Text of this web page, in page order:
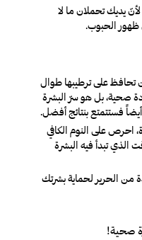
يديك تحملان ما لا
ظهور الحبوب.
تحافظ على ترطيبها طوال
صحية، بل هو سرّ البشرة
فستتمتع بنتائج أفضل.
احرص على النوم الكافي
الوقت الذي تبدأ فيه البشرة
من الحرير لحماية بشرتك
صحية!